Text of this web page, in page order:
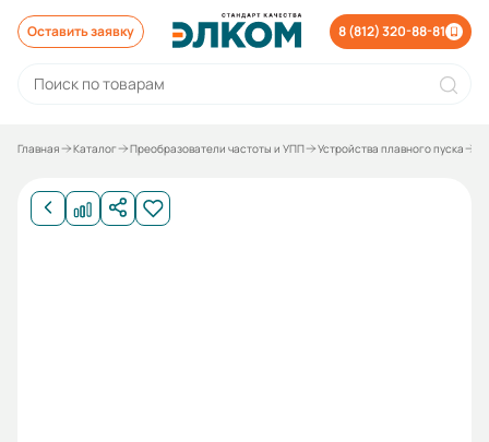
Оставить заявку 8 (812) 320-88-81
Главная Каталог Преобразователи частоты и УПП Устройства плавного пуска